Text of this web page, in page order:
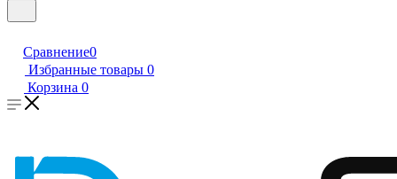
Сравнение0
Избранные товары 0
Корзина 0